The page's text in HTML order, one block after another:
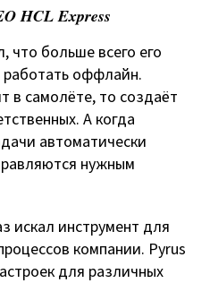
HCL Express
что больше всего его
оффлайн.
в самолёте, то создаёт
А когда
автоматически
нужным
искал инструмент для
компании. Pyrus
для различных